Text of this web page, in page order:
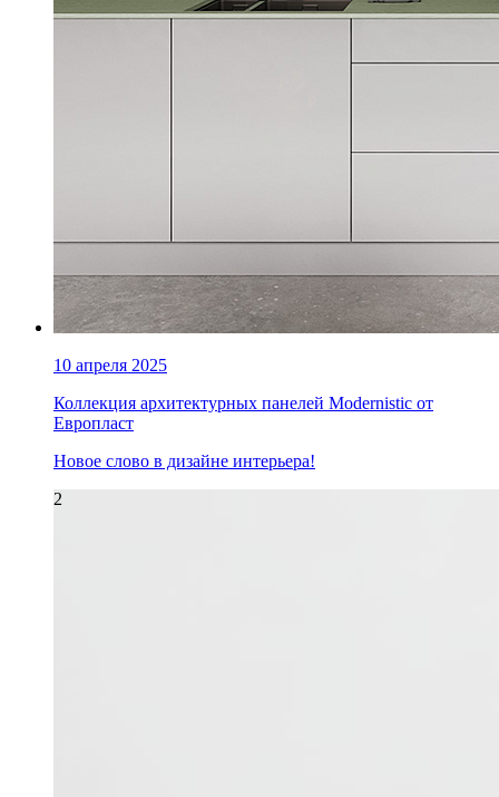
10 апреля 2025
Коллекция архитектурных панелей Modernistic от
Европласт
Новое слово в дизайне интерьера!
2